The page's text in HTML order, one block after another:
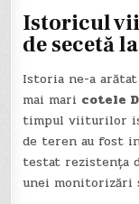
Istoricul
de secetă
Istoria ne-a
mai mari cotele
timpul viiturilor
de teren au fost
testat rezistența
unei